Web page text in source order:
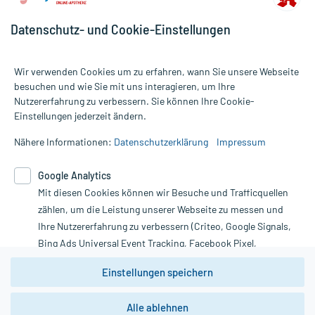
Alle Preise gelten inkl. MwSt., ggf. zzgl. Versandkosten
Informationen auf dieser Website werden ausschließlich für
die Untersuchung und Behandlung durch einen Arzt. Bitte
Therapien eingeleitet werden können. | Diese Webseite benutzt
Google Analytics. Lesen Sie bitte dazu die wichtigen Hinweise in
unserer Datenschutzerklärung. Für den Widerruf einer Bestellung
nutzen Sie das Formular:
Vertrag widerrufen
*Hinweise zu unseren Aktionen und Bewertungen
Datenschutz- und Cookie-Einstellungen
Wir verwenden Cookies um zu erfahren, wann Sie unsere Webseite
besuchen und wie Sie mit uns interagieren, um Ihre
Nutzererfahrung zu verbessern. Sie können Ihre Cookie-
Einstellungen jederzeit ändern.
Nähere Informationen: Datenschutzerklärung Impressum
Google Analytics
Mit diesen Cookies können wir Besuche und Trafficquellen
zählen, um die Leistung unserer Webseite zu messen und
Ihre Nutzererfahrung zu verbessern (Criteo, Google Signals,
Bing Ads Universal Event Tracking, Facebook Pixel,
Youtube-Social Plugin).
Wir weisen darauf hin, dass die
zwingend den Europäischen Anforderungen gem. EU-
Einstellungen speichern
Alle ablehnen